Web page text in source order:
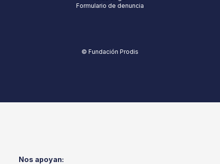
Formulario de denuncia
© Fundación Prodis
Nos apoyan: